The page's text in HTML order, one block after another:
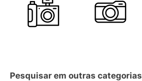
Pesquisar em outras categorias